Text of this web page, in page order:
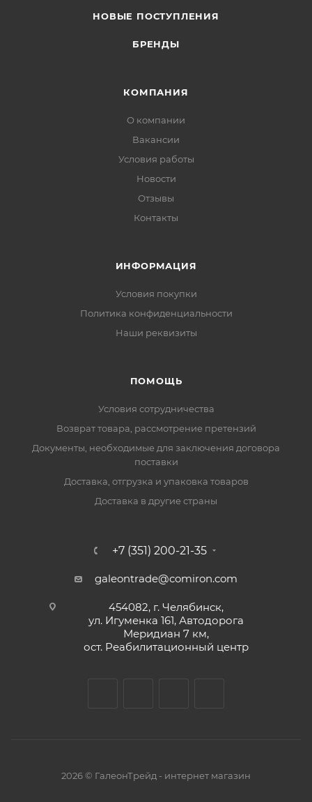
НОВЫЕ ПОСТУПЛЕНИЯ
БРЕНДЫ
КОМПАНИЯ
О компании
Вакансии
Условия работы
Новости
Отзывы
Контакты
ИНФОРМАЦИЯ
Условия покупки
Политика конфиденциальности
Наши реквизиты
ПОМОЩЬ
Условия сотрудничества
Возврат товара, рассмотрение претензий
Документы, необходимые для заключения договора
поставки
Доставка, отгрузка и упаковка товаров
Доставка в другие страны
+7 (351) 200-21-35
galeontrade@comiron.com
454082, г. Челябинск,
ул. Игуменка 161, Автодорога
Меридиан 7 км,
ост. Реабилитационный центр
2026 © ГалеонТрейд - интернет магазин